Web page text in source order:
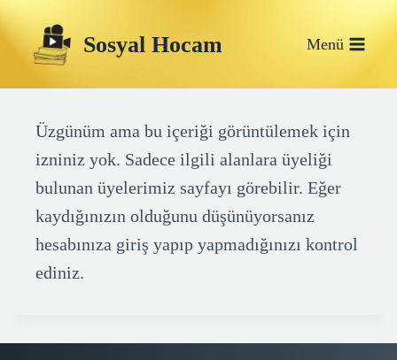
Skip
to
content
Sosyal Hocam Menü
Üzgünüm ama bu içeriği görüntülemek için
izniniz yok. Sadece ilgili alanlara üyeliği
bulunan üyelerimiz sayfayı görebilir. Eğer
kaydığınızın olduğunu düşünüyorsanız
hesabınıza giriş yapıp yapmadığınızı kontrol
ediniz.